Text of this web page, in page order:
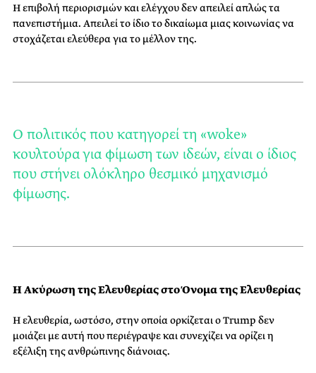
Η επιβολή περιορισμών και ελέγχου δεν απειλεί απλώς τα
πανεπιστήμια. Απειλεί το ίδιο το δικαίωμα μιας κοινωνίας να
στοχάζεται ελεύθερα για το μέλλον της.
O πολιτικός που κατηγορεί τη «woke»
κουλτούρα για φίμωση των ιδεών, είναι ο ίδιος
που στήνει ολόκληρο θεσμικό μηχανισμό
φίμωσης.
Η Ακύρωση της Ελευθερίας στο Όνομα της Ελευθερίας
Η ελευθερία, ωστόσο, στην οποία ορκίζεται ο Trump δεν
μοιάζει με αυτή που περιέγραψε και συνεχίζει να ορίζει η
εξέλιξη της ανθρώπινης διάνοιας.